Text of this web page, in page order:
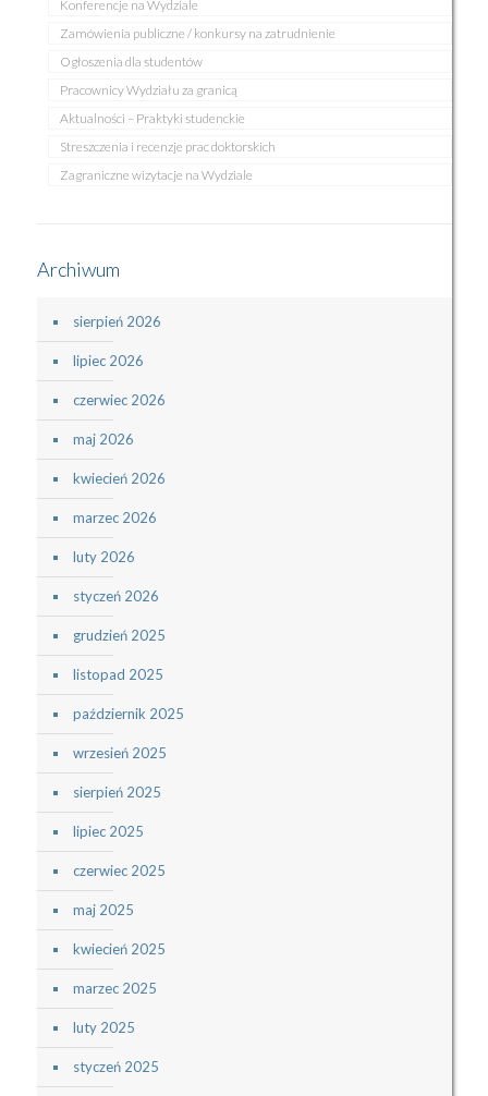
Konferencje na Wydziale
Zamówienia publiczne / konkursy na zatrudnienie
Ogłoszenia dla studentów
Pracownicy Wydziału za granicą
Aktualności – Praktyki studenckie
Streszczenia i recenzje prac doktorskich
Zagraniczne wizytacje na Wydziale
Archiwum
sierpień 2026
lipiec 2026
czerwiec 2026
maj 2026
kwiecień 2026
marzec 2026
luty 2026
styczeń 2026
grudzień 2025
listopad 2025
październik 2025
wrzesień 2025
sierpień 2025
lipiec 2025
czerwiec 2025
maj 2025
kwiecień 2025
marzec 2025
luty 2025
styczeń 2025